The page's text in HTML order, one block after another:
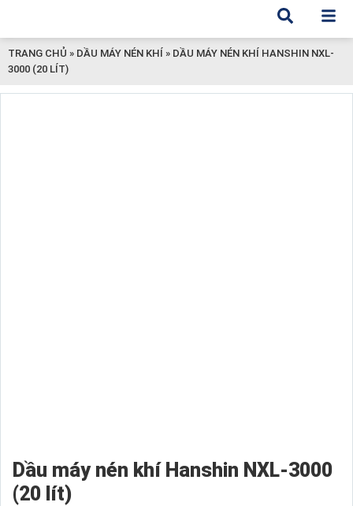
TRANG CHỦ » DẦU MÁY NÉN KHÍ » DẦU MÁY NÉN KHÍ HANSHIN NXL-
3000 (20 LÍT)
Dầu máy nén khí Hanshin NXL-3000
(20 lít)